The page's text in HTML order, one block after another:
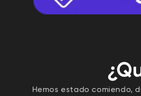
Hemos estado comiendo,